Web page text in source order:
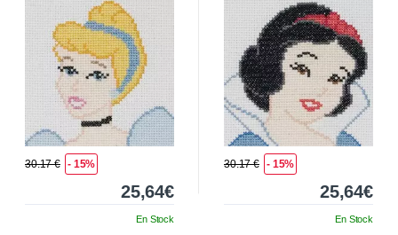
30.17 € - 15%
25,64€
En Stock
30.17 € - 15%
25,64€
En Stock